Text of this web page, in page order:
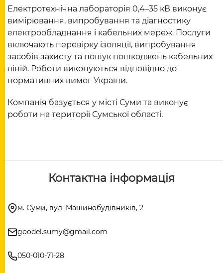
Електротехнічна лабораторія 0,4–35 кВ виконує
вимірювання, випробування та діагностику
електрообладнання і кабельних мереж. Послуги
включають перевірку ізоляції, випробування
засобів захисту та пошук пошкоджень кабельних
ліній. Роботи виконуються відповідно до
нормативних вимог України.
Компанія базується у місті Суми та виконує
роботи на території Сумської області.
Контактна інформація
м. Суми, вул. Машинобудівників, 2
goodel.sumy@gmail.com
050-010-71-28